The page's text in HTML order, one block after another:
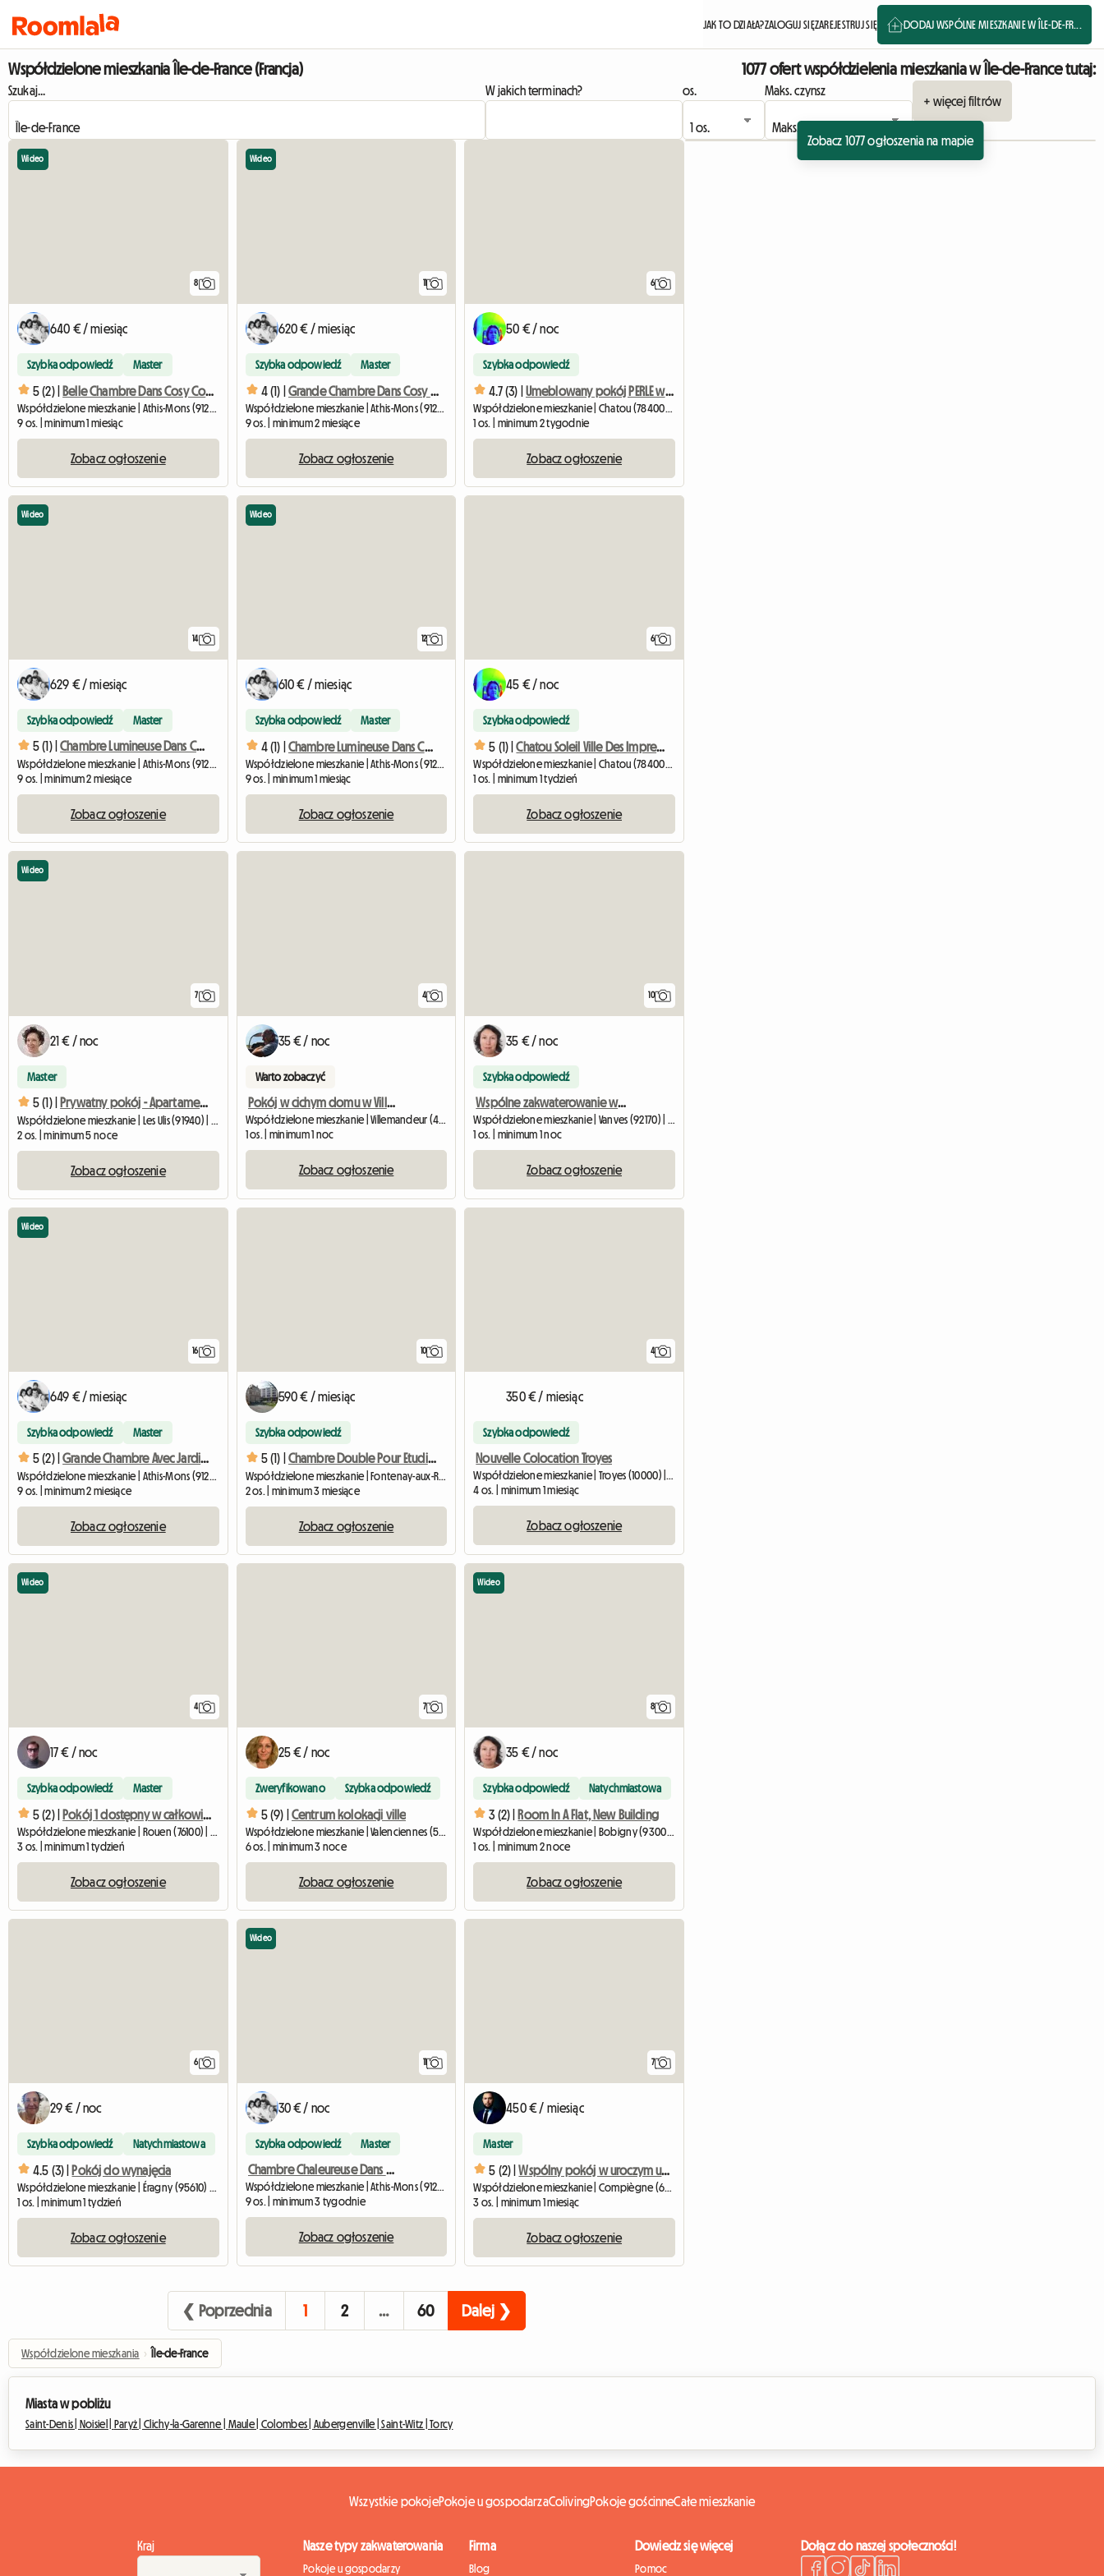
JAK TO DZIAŁA?ZALOGUJ SIĘZAREJESTRUJ SIĘ DODAJ WSPÓLNE MIESZKANIE W ÎLE-DE-FR...
Współdzielone mieszkania Île-de-France (Francja) 1077 ofert współdzielenia mieszkania w Île-de-France tutaj:
Szukaj... W jakich terminach? os.
Maks. czynsz
+ więcej filtrów
Zobacz 1077 ogłoszenia na mapie
8
Wideo
640 € / miesiąc
Szybka odpowiedź Master
5 (2) | Belle Chambre Dans Cosy Coloc #2
Współdzielone mieszkanie | Athis-Mons (91200) | 11 M2
9 os. | minimum 1 miesiąc
Zobacz ogłoszenie
11
Wideo
620 € / miesiąc
Szybka odpowiedź Master
4 (1) | Grande Chambre Dans Cosy Coloc #5 New York près d'olry
Współdzielone mieszkanie | Athis-Mons (91200) | 11 M2
9 os. | minimum 2 miesiące
Zobacz ogłoszenie
6
50 € / noc
Szybka odpowiedź
4.7 (3) | Umeblowany pokój PERLE w Chatou z prywatną łazienką
Współdzielone mieszkanie | Chatou (78400) | 14 M2
1 os. | minimum 2 tygodnie
Zobacz ogłoszenie
14
Wideo
629 € / miesiąc
Szybka odpowiedź Master
5 (1) | Chambre Lumineuse Dans Cosy Coloc #8 Helsinki
9 os. | minimum 2 miesiące
Zobacz ogłoszenie
12
Wideo
610 € / miesiąc
Szybka odpowiedź Master
4 (1) | Chambre Lumineuse Dans Cosy Coloc #4 Miami
Współdzielone mieszkanie | Athis-Mons (91200) | 9 M2
9 os. | minimum 1 miesiąc
Zobacz ogłoszenie
6
45 € / noc
Szybka odpowiedź
5 (1) | Chatou Soleil Ville Des Impressionistes
Współdzielone mieszkanie | Chatou (78400) | 12 M2
1 os. | minimum 1 tydzień
Zobacz ogłoszenie
7
Wideo
21 € / noc
Master
5 (1) | Prywatny pokój - Apartament 3 pokojowy - Prywatny parking
2 os. | minimum 5 noce
Zobacz ogłoszenie
4
35 € / noc
Warto zobaczyć
Pokój w cichym domu w Villemandeur. (Parter ogrodowy)
1 os. | minimum 1 noc
Zobacz ogłoszenie
10
35 € / noc
Szybka odpowiedź
Wspólne zakwaterowanie w nowo wyremontowanym mieszkaniu
1 os. | minimum 1 noc
Zobacz ogłoszenie
16
Wideo
649 € / miesiąc
Szybka odpowiedź Master
5 (2) | Grande Chambre Avec Jardin Dans Maison Chaleureuse #1
Współdzielone mieszkanie | Athis-Mons (91200) | 17 M2
9 os. | minimum 2 miesiące
Zobacz ogłoszenie
10
590 € / miesiąc
Szybka odpowiedź
5 (1) | Chambre Double Pour Etudiant
Współdzielone mieszkanie | Fontenay-aux-Roses (92260) | 18 M2
2 os. | minimum 3 miesiące
Zobacz ogłoszenie
4
350 € / miesiąc
Szybka odpowiedź
Nouvelle Colocation Troyes
Współdzielone mieszkanie | Troyes (10000) | 80 M2
4 os. | minimum 1 miesiąc
Zobacz ogłoszenie
4
Wideo
17 € / noc
Szybka odpowiedź Master
5 (2) | Pokój 1 dostępny w całkowicie odnowionym mieszkaniu
Współdzielone mieszkanie | Rouen (76100) | 13 M2
3 os. | minimum 1 tydzień
Zobacz ogłoszenie
7
25 € / noc
Zweryfikowano Szybka odpowiedź
5 (9) | Centrum kolokacji ville
Współdzielone mieszkanie | Valenciennes (59300) | 16 M2
6 os. | minimum 3 noce
Zobacz ogłoszenie
8
Wideo
35 € / noc
Szybka odpowiedź Natychmiastowa
3 (2) | Room In A Flat, New Building
Współdzielone mieszkanie | Bobigny (93000) | 80 M2
1 os. | minimum 2 noce
Zobacz ogłoszenie
6
29 € / noc
Szybka odpowiedź Natychmiastowa
4.5 (3) | Pokój do wynajęcia
Współdzielone mieszkanie | Éragny (95610) | 12 M2
1 os. | minimum 1 tydzień
Zobacz ogłoszenie
Wideo
30 € / noc
Szybka odpowiedź Master
Chambre Chaleureuse Dans Coloc Sympa, Près D'Orly #7
Współdzielone mieszkanie | Athis-Mons (91200) | 9 M2
9 os. | minimum 3 tygodnie
Zobacz ogłoszenie
7
450 € / miesiąc
Master
5 (2) | Wspólny pokój w uroczym umeblowanym F4 dla 3 osób
Współdzielone mieszkanie | Compiègne (60200) | 70 M2
3 os. | minimum 1 miesiąc
Zobacz ogłoszenie
❮ Poprzednia 1 2 … 60 Dalej ❯
Współdzielone mieszkania › Île-de-France
Miasta w pobliżu
Saint-Denis | Noisiel | Paryż | Clichy-la-Garenne | Maule | Colombes | Aubergenville |Saint-Witz |Torcy
Wszystkie pokojePokoje u gospodarzaColivingPokoje gościnneCałe mieszkanie
Kraj Nasze typy zakwaterowania
Pokoje u gospodarzy
Firma
Blog
Dowiedz się więcej
Pomoc
Dołącz do naszej społeczności!